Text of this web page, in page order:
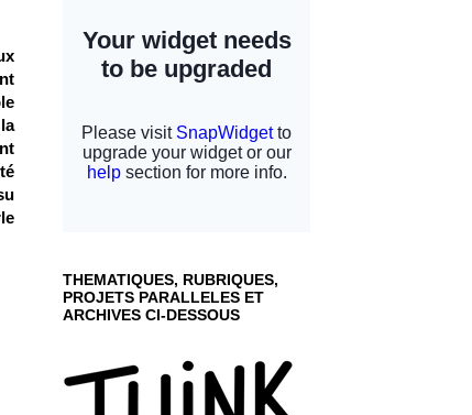
THEMATIQUES, RUBRIQUES,
PROJETS PARALLELES ET
ARCHIVES CI-DESSOUS